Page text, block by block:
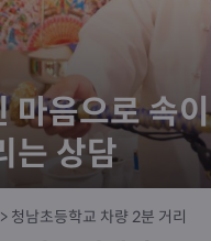
마음으로 속이
는 상담
청남초등학교 차량 2분 거리